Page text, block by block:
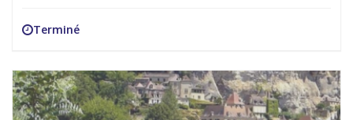
Terminé